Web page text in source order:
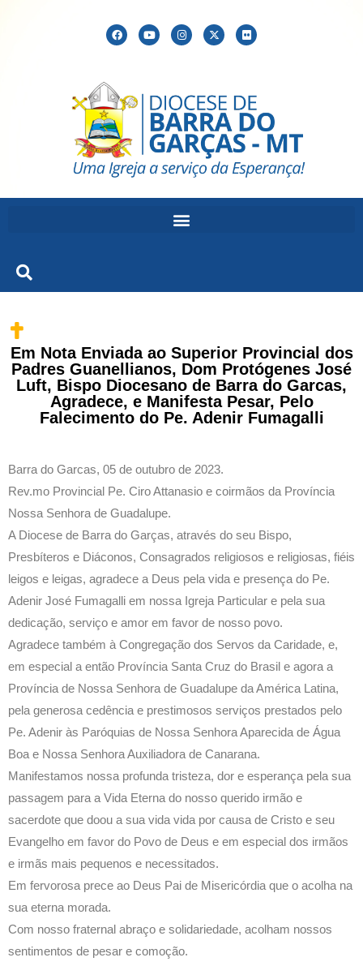
Em Nota Enviada ao Superior Provincial dos
Padres Guanellianos, Dom Protógenes José
Luft, Bispo Diocesano de Barra do Garcas,
Agradece, e Manifesta Pesar, Pelo
Falecimento do Pe. Adenir Fumagalli
Barra do Garcas, 05 de outubro de 2023.
Rev.mo Provincial Pe. Ciro Attanasio e coirmãos da Província
Nossa Senhora de Guadalupe.
A Diocese de Barra do Garças, através do seu Bispo,
Presbíteros e Diáconos, Consagrados religiosos e religiosas, fiéis
leigos e leigas, agradece a Deus pela vida e presença do Pe.
Adenir José Fumagalli em nossa Igreja Particular e pela sua
dedicação, serviço e amor em favor de nosso povo.
Agradece também à Congregação dos Servos da Caridade, e,
em especial a então Província Santa Cruz do Brasil e agora a
Província de Nossa Senhora de Guadalupe da América Latina,
pela generosa cedência e prestimosos serviços prestados pelo
Pe. Adenir às Paróquias de Nossa Senhora Aparecida de Água
Boa e Nossa Senhora Auxiliadora de Canarana.
Manifestamos nossa profunda tristeza, dor e esperança pela sua
passagem para a Vida Eterna do nosso querido irmão e
sacerdote que doou a sua vida vida por causa de Cristo e seu
Evangelho em favor do Povo de Deus e em especial dos irmãos
e irmãs mais pequenos e necessitados.
Em fervorosa prece ao Deus Pai de Misericórdia que o acolha na
sua eterna morada.
Com nosso fraternal abraço e solidariedade, acolham nossos
sentimentos de pesar e comoção.